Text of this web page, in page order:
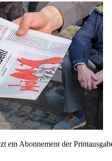
ein Abonnement der